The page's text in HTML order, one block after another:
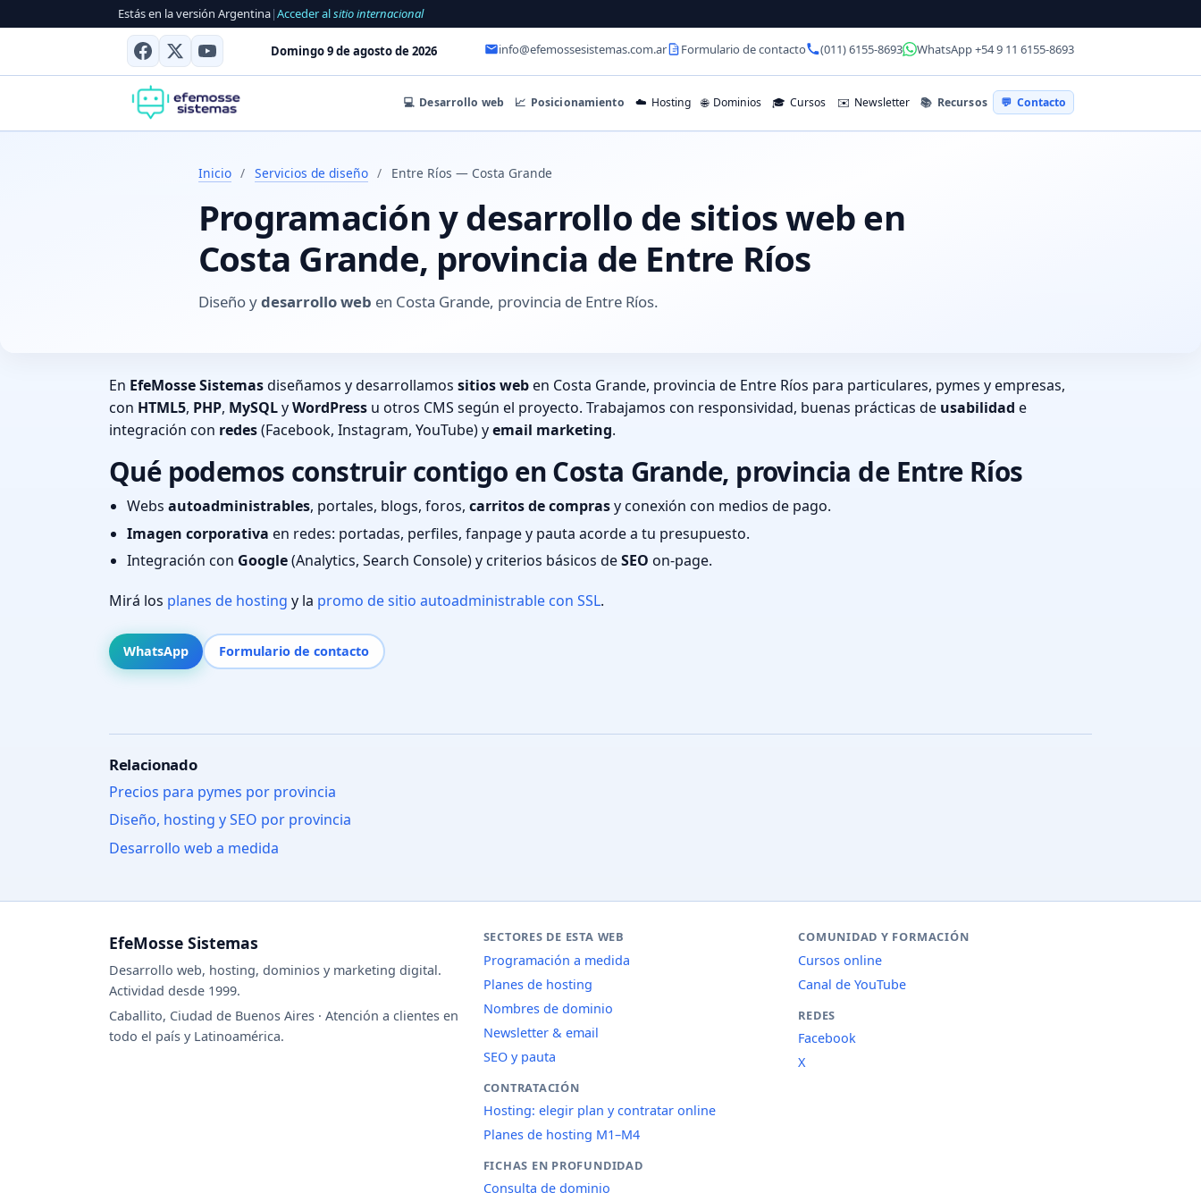
Estás en la versión Argentina|Acceder alsitio internacional
Domingo 9 de agosto de 2026 info@efemossesistemas.com.ar Formulario de contacto (011) 6155-8693 WhatsApp +54 9 11 6155-8693
💻 Desarrollo web 📈 Posicionamiento ☁️ Hosting 🌐 Dominios 🎓 Cursos ✉️ Newsletter 📚 Recursos 💬 Contacto
Inicio / Servicios de diseño / Entre Ríos — Costa Grande
Programación y desarrollo de sitios web en
Costa Grande, provincia de Entre Ríos
Diseño ydesarrollo web en Costa Grande, provincia de Entre Ríos.
En EfeMosse Sistemasdiseñamos y desarrollamos sitios weben Costa Grande, provincia de Entre Ríos para particulares, pymes y empresas,
con HTML5, PHP, MySQLyWordPress u otros CMS según el proyecto. Trabajamos con responsividad, buenas prácticas de usabilidad e
integración con redes(Facebook, Instagram, YouTube) yemail marketing.
Qué podemos construir contigo en Costa Grande, provincia de Entre Ríos
Webs autoadministrables, portales, blogs, foros, carritos de comprasy conexión con medios de pago.
Imagen corporativa en redes: portadas, perfiles, fanpage y pauta acorde a tu presupuesto.
Integración con Google(Analytics, Search Console) y criterios básicos deSEO on-page.
Mirá los planes de hosting y la promo de sitio autoadministrable con SSL.
WhatsApp Formulario de contacto
Relacionado
Precios para pymes por provincia
Diseño, hosting y SEO por provincia
Desarrollo web a medida
EfeMosse Sistemas
Desarrollo web, hosting, dominios y marketing digital.
Actividad desde 1999.
Caballito, Ciudad de Buenos Aires · Atención a clientes en
todo el país y Latinoamérica.
SECTORES DE ESTA WEB
Programación a medida
Planes de hosting
Nombres de dominio
Newsletter & email
SEO y pauta
CONTRATACIÓN
Hosting: elegir plan y contratar online
Planes de hosting M1–M4
FICHAS EN PROFUNDIDAD
Consulta de dominio
COMUNIDAD Y FORMACIÓN
Cursos online
Canal de YouTube
REDES
Facebook
X